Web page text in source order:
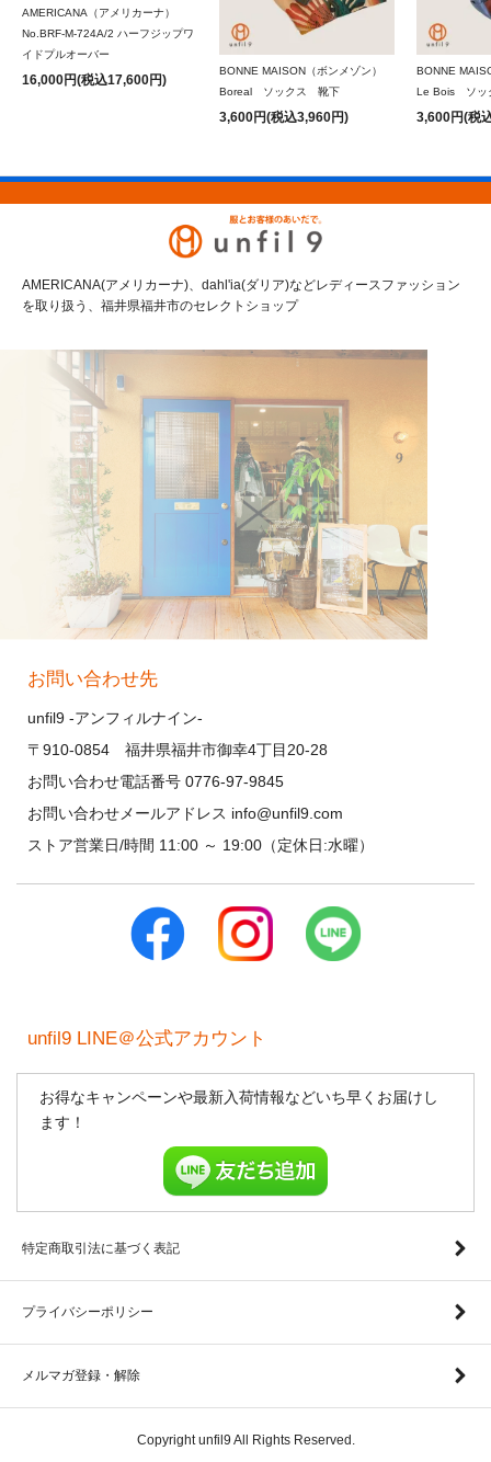
AMERICANA（アメリカーナ）
No.BRF-M-724A/2 ハーフジップワ
イドプルオーバー
16,000円(税込17,600円)
BONNE MAISON（ボンメゾン）
Boreal ソックス 靴下
3,600円(税込3,960円)
BONNE
Le Bois ソッ
3,600円(税
AMERICANA(アメリカーナ)、dahl'ia(ダリア)などレディースファッション
を取り扱う、福井県福井市のセレクトショップ
お問い合わせ先
unfil9 -アンフィルナイン-
〒910-0854 福井県福井市御幸4丁目20-28
お問い合わせ電話番号 0776-97-9845
お問い合わせメールアドレス info@unfil9.com
ストア営業日/時間 11:00 ～ 19:00（定休日:水曜）
unfil9 LINE＠公式アカウント
お得なキャンペーンや最新入荷情報などいち早くお届けし
ます！
特定商取引法に基づく表記
プライバシーポリシー
メルマガ登録・解除
Copyright unfil9 All Rights Reserved.